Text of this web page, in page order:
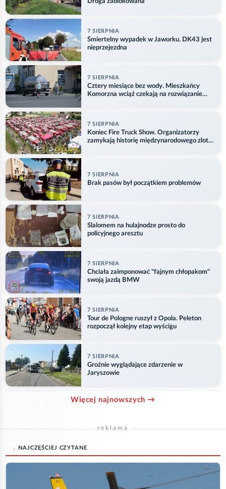
7 SIERPNIA
Śmiertelny wypadek w Jaworku. DK43 jest
nieprzejezdna
7 SIERPNIA
Cztery miesiące bez wody. Mieszkańcy
Komorzna wciąż czekają na rozwiązanie
7 SIERPNIA
Koniec Fire Truck Show. Organizatorzy
zamykają historię międzynarodowego zlotu
7 SIERPNIA
Brak pasów był początkiem problemów
7 SIERPNIA
Slalomem na hulajnodze prosto do
policyjnego aresztu
7 SIERPNIA
Chciała zaimponować "fajnym chłopakom"
swoją jazdą BMW
7 SIERPNIA
Tour de Pologne ruszył z Opola. Peleton
rozpoczął kolejny etap wyścigu
7 SIERPNIA
Groźnie wyglądające zdarzenie w
Jaryszowie
Więcej najnowszych →
reklama
NAJCZĘŚCIEJ CZYTANE